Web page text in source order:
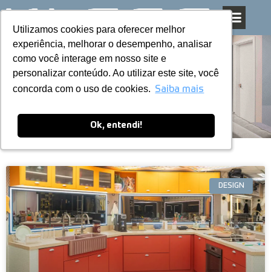
Utilizamos cookies para oferecer melhor
experiência, melhorar o desempenho, analisar
como você interage em nosso site e
personalizar conteúdo. Ao utilizar este site, você
concorda com o uso de cookies. Saiba mais
Ok, entendi!
Utilizamos cookies para oferecer melhor
experiência, melhorar o desempenho, analisar
como você interage em nosso site e
personalizar conteúdo. Ao utilizar este site, você
concorda com o uso de cookies. Saiba mais
Ok, entendi!
Pular
para
o
conteúdo
Blog
DESIGN